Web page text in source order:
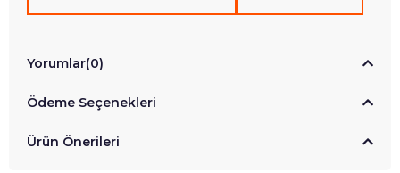
Yorumlar(0)
Ödeme Seçenekleri
Ürün Önerileri